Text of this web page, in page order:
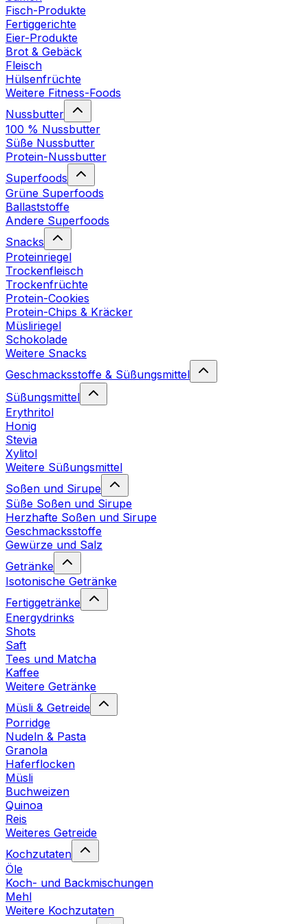
Fisch-Produkte
Fertiggerichte
Eier-Produkte
Brot & Gebäck
Fleisch
Hülsenfrüchte
Weitere Fitness-Foods
Nussbutter
100 % Nussbutter
Süße Nussbutter
Protein-Nussbutter
Superfoods
Grüne Superfoods
Ballaststoffe
Andere Superfoods
Snacks
Proteinriegel
Trockenfleisch
Trockenfrüchte
Protein-Cookies
Protein-Chips & Kräcker
Müsliriegel
Schokolade
Weitere Snacks
Geschmacksstoffe & Süßungsmittel
Süßungsmittel
Erythritol
Honig
Stevia
Xylitol
Weitere Süßungsmittel
Soßen und Sirupe
Süße Soßen und Sirupe
Herzhafte Soßen und Sirupe
Geschmacksstoffe
Gewürze und Salz
Getränke
Isotonische Getränke
Fertiggetränke
Energydrinks
Shots
Saft
Tees und Matcha
Kaffee
Weitere Getränke
Müsli & Getreide
Porridge
Nudeln & Pasta
Granola
Haferflocken
Müsli
Buchweizen
Quinoa
Reis
Weiteres Getreide
Kochzutaten
Öle
Koch- und Backmischungen
Mehl
Weitere Kochzutaten